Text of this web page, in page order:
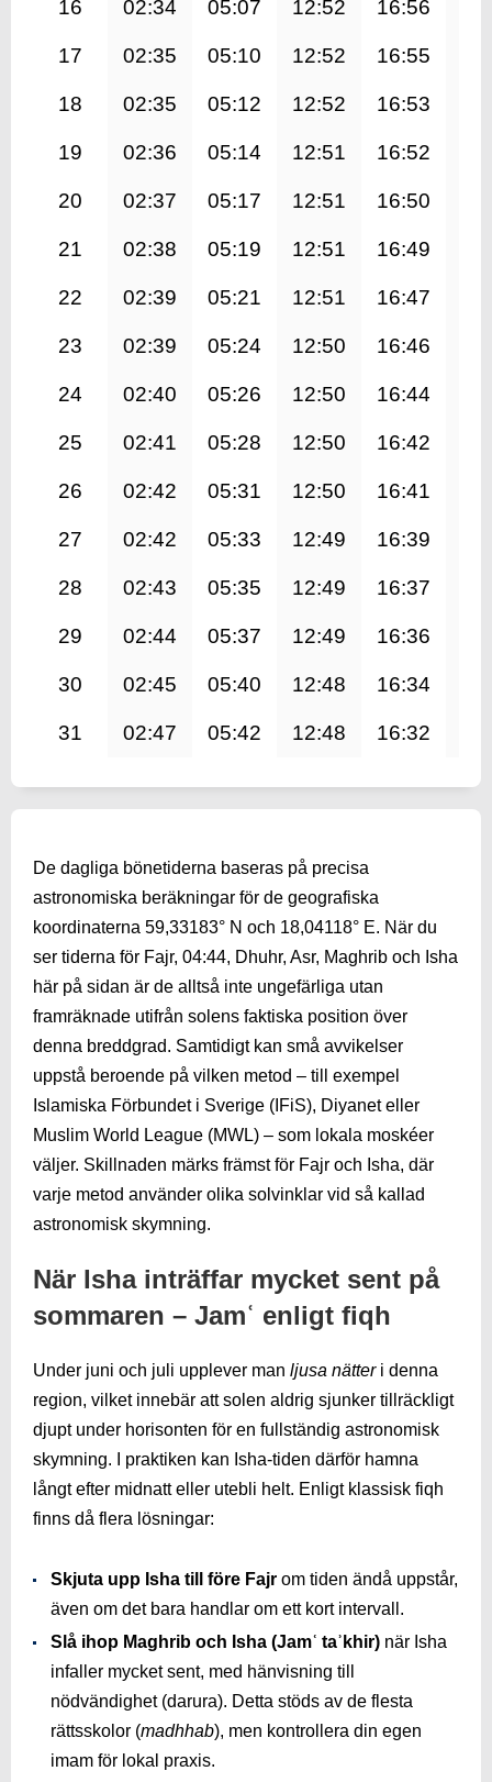
16 02:34 05:07 12:52 16:56
17 02:35 05:10 12:52 16:55
18 02:35 05:12 12:52 16:53
19 02:36 05:14 12:51 16:52
20 02:37 05:17 12:51 16:50
21 02:38 05:19 12:51 16:49
22 02:39 05:21 12:51 16:47
23 02:39 05:24 12:50 16:46
24 02:40 05:26 12:50 16:44
25 02:41 05:28 12:50 16:42
26 02:42 05:31 12:50 16:41
27 02:42 05:33 12:49 16:39
28 02:43 05:35 12:49 16:37
29 02:44 05:37 12:49 16:36
30 02:45 05:40 12:48 16:34
31 02:47 05:42 12:48 16:32
De dagliga bönetiderna baseras på precisa
astronomiska beräkningar för de geografiska
koordinaterna 59,33183° N och 18,04118° E. När du
ser tiderna för Fajr, 04:44, Dhuhr, Asr, Maghrib och Isha
här på sidan är de alltså inte ungefärliga utan
framräknade utifrån solens faktiska position över
denna breddgrad. Samtidigt kan små avvikelser
uppstå beroende på vilken metod – till exempel
Islamiska Förbundet i Sverige (IFiS), Diyanet eller
Muslim World League (MWL) – som lokala moskéer
väljer. Skillnaden märks främst för Fajr och Isha, där
varje metod använder olika solvinklar vid så kallad
astronomisk skymning.
När Isha inträffar mycket sent på
sommaren – Jamʿ enligt fiqh
Under juni och juli upplever man ljusa nätteri denna
region, vilket innebär att solen aldrig sjunker tillräckligt
djupt under horisonten för en fullständig astronomisk
skymning. I praktiken kan Isha-tiden därför hamna
långt efter midnatt eller utebli helt. Enligt klassisk fiqh
finns då flera lösningar:
Skjuta upp Isha till före Fajr om tiden ändå uppstår,
även om det bara handlar om ett kort intervall.
Slå ihop Maghrib och Isha (Jamʿ taʾkhir) när Isha
infaller mycket sent, med hänvisning till
nödvändighet (darura). Detta stöds av de flesta
rättsskolor (madhhab), men kontrollera din egen
imam för lokal praxis.